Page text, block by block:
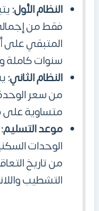
النظام الأول:
فقط من
سنوات كاملة
النظام الثاني:
من سعر
متساوية على مدار 6
موعد التسليم:
من تاريخ
التشطيب